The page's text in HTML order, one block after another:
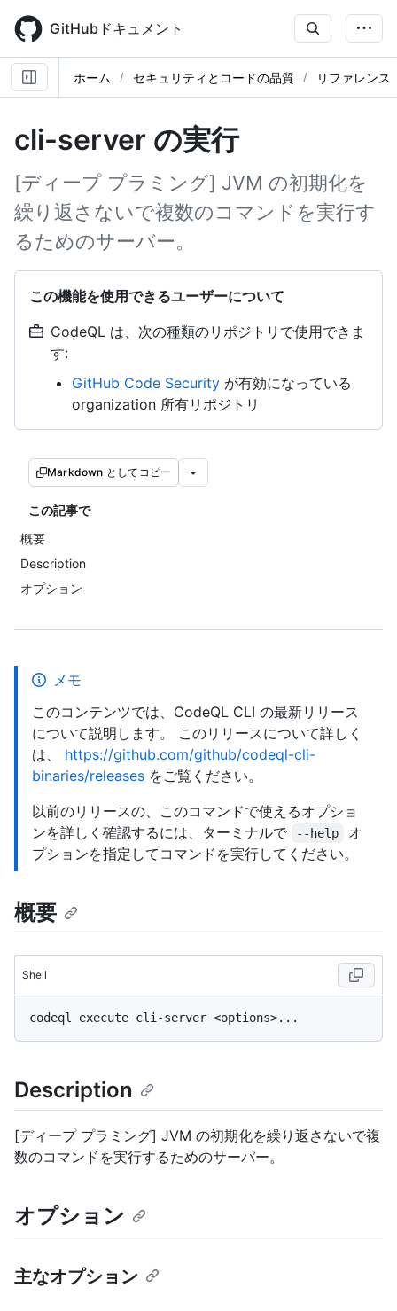
main
content
GitHubドキュメント
ホーム セキュリティとコードの品質 リファレンス
cli-server の実行
[ディープ プラミング] JVM の初期化を
繰り返さないで複数のコマンドを実行す
るためのサーバー。
この機能を使用できるユーザーについて
CodeQL は、次の種類のリポジトリで使用できま
す:
GitHub Code Security が有効になっている
organization 所有リポジトリ
Markdown としてコピー
この記事で
概要
Description
オプション
メモ
このコンテンツでは、CodeQL CLI の最新リリース
について説明します。 このリリースについて詳しく
は、 https://github.com/github/codeql-cli-
binaries/releases をご覧ください。
以前のリリースの、このコマンドで使えるオプショ
ンを詳しく確認するには、ターミナルで
--help
オ
プションを指定してコマンドを実行してください。
概要
Shell
Description
[ディープ プラミング] JVM の初期化を繰り返さないで複
数のコマンドを実行するためのサーバー。
オプション
主なオプション